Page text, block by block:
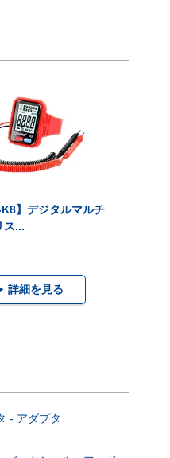
K8】デジタルマルチ
ス...
詳細を見る
- アダプタ